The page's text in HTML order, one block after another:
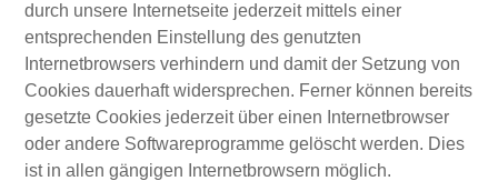
durch unsere Internetseite jederzeit mittels einer
entsprechenden Einstellung des genutzten
Internetbrowsers verhindern und damit der Setzung von
Cookies dauerhaft widersprechen. Ferner können bereits
gesetzte Cookies jederzeit über einen Internetbrowser
oder andere Softwareprogramme gelöscht werden. Dies
ist in allen gängigen Internetbrowsern möglich.